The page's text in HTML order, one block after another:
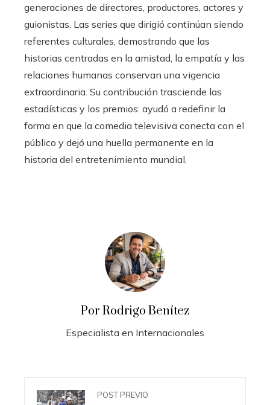
generaciones de directores, productores, actores y
guionistas. Las series que dirigió continúan siendo
referentes culturales, demostrando que las
historias centradas en la amistad, la empatía y las
relaciones humanas conservan una vigencia
extraordinaria. Su contribución trasciende las
estadísticas y los premios: ayudó a redefinir la
forma en que la comedia televisiva conecta con el
público y dejó una huella permanente en la
historia del entretenimiento mundial.
Por Rodrigo Benítez
Especialista en Internacionales
POST PREVIO